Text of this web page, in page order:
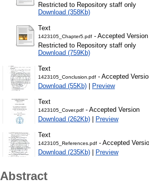
Restricted to Repository staff only
Download (358Kb)
Text
1423105_Chapter5.pdf - Accepted Version
Restricted to Repository staff only
Download (759Kb)
Text
1423105_Conclusion.pdf - Accepted
Download (55Kb) | Preview
Text
1423105_Cover.pdf - Accepted Version
Download (262Kb) | Preview
Text
1423105_References.pdf - Accepted
Download (235Kb) | Preview
Abstract